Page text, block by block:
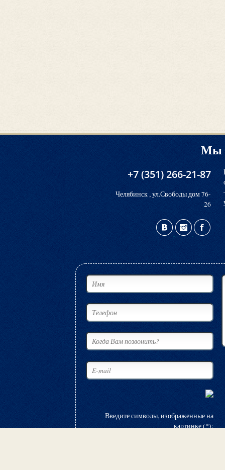
Мы
+7 (351) 266-21-87
Челябинск , ул.Свободы дом 76-
26
Введите символы, изображенные на
картинке (*):